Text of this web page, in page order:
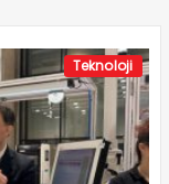
Teknoloji